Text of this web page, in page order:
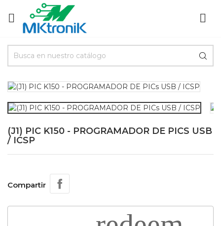
 
(J1) PIC K150 - PROGRAMADOR DE PICS USB
/ ICSP
Compartir